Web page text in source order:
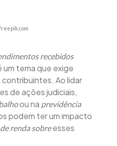
recebidos
um tema que exige
Ao lidar
de ações judiciais,
ou na previdência
podem ter um impacto
renda sobreesses